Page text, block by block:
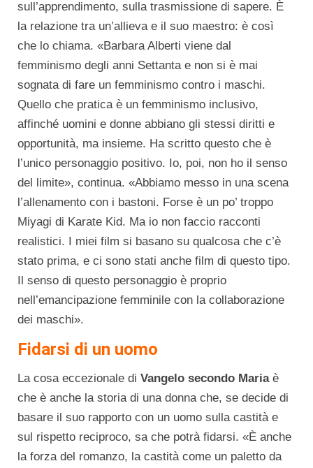
sull’apprendimento, sulla trasmissione di sapere. È
la relazione tra un’allieva e il suo maestro: è così
che lo chiama. «Barbara Alberti viene dal
femminismo degli anni Settanta e non si è mai
sognata di fare un femminismo contro i maschi.
Quello che pratica è un femminismo inclusivo,
affinché uomini e donne abbiano gli stessi diritti e
opportunità, ma insieme. Ha scritto questo che è
l’unico personaggio positivo. Io, poi, non ho il senso
del limite», continua. «Abbiamo messo in una scena
l’allenamento con i bastoni. Forse è un po’ troppo
Miyagi di Karate Kid. Ma io non faccio racconti
realistici. I miei film si basano su qualcosa che c’è
stato prima, e ci sono stati anche film di questo tipo.
Il senso di questo personaggio è proprio
nell’emancipazione femminile con la collaborazione
dei maschi».
Fidarsi di un uomo
La cosa eccezionale di Vangelo secondo Mariaè
che è anche la storia di una donna che, se decide di
basare il suo rapporto con un uomo sulla castità e
sul rispetto reciproco, sa che potrà fidarsi. «È anche
la forza del romanzo, la castità come un paletto da